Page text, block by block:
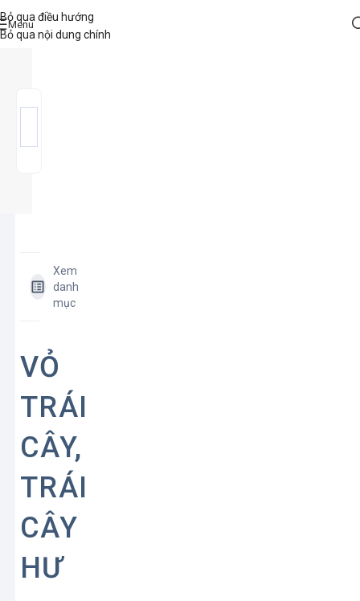
Bỏ qua điều hướng
Bỏ qua nội dung chính
Menu
Xem
danh
mục
VỎ
TRÁI
CÂY,
TRÁI
CÂY
HƯ